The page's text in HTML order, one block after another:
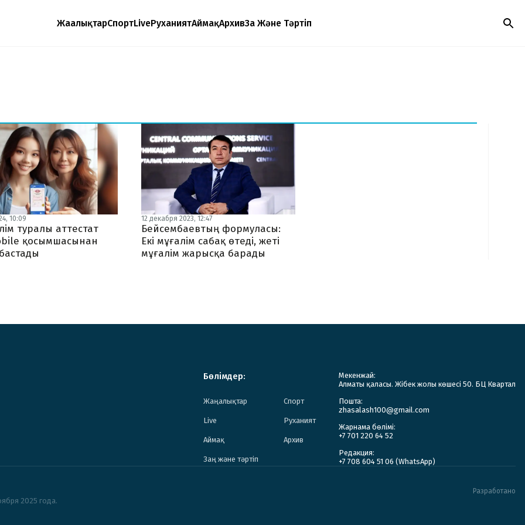
ЖаңалықтарСпортLiveРуханиятАймақАрхивЗаң Және Тәртіп
10:09
туралы аттестат
қосымшасынан
12 декабря 2023, 12:47
Бейсембаевтың формуласы:
Екі мұғалім сабақ өтеді, жеті
мұғалім жарысқа барады
Бөлімдер:
Жаңалықтар Спорт
Live Руханият
Аймақ Архив
Заң және тәртіп
Мекенжай:
Алматы қаласы. Жібек жолы көшесі 50. БЦ Квартал
Пошта:
zhasalash100@gmail.com
Жарнама бөлімі:
+7 701 220 64 52
Редакция:
+7 708 604 51 06 (WhatsApp)
2025 года.
Разработано